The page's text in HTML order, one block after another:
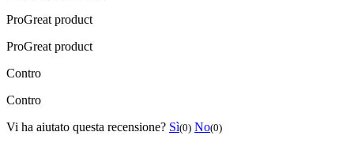
ProGreat product
ProGreat product
Contro
Contro
Vi ha aiutato questa recensione? Sì(0) No(0)